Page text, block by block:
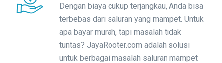
Dengan biaya cukup terjangkau, Anda bisa
terbebas dari saluran yang mampet. Untuk
apa bayar murah, tapi masalah tidak
tuntas? JayaRooter.com adalah solusi
untuk berbagai masalah saluran mampet